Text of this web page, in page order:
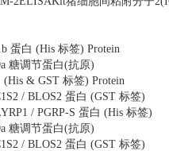
蛋白 (His 标签) Protein
糖调节蛋白(抗原)
(His & GST 标签) Protein
/ BLOS2 蛋白 (GST 标签)
/ PGRP-S 蛋白 (His 标签)
糖调节蛋白(抗原)
/ BLOS2 蛋白 (GST 标签)